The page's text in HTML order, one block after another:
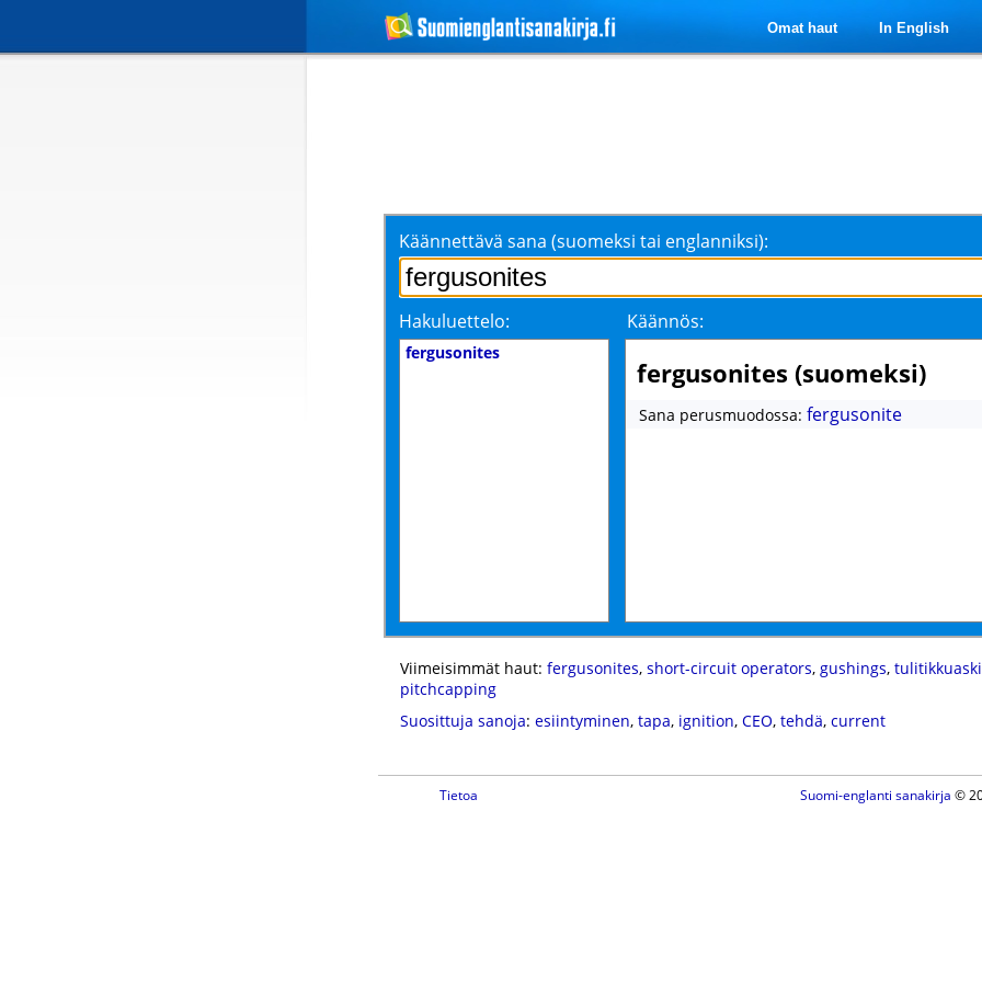
Omat haut In English
Käännettävä sana (suomeksi tai englanniksi):
Hakuluettelo: Käännös:
fergusonites
fergusonites (suomeksi)
Sana perusmuodossa: fergusonite
Viimeisimmät haut: fergusonites, short-circuit operators, gushings, tulitikkuaski
pitchcapping
Suosittuja sanoja: esiintyminen, tapa, ignition, CEO, tehdä, current
Tietoa Suomi-englanti sanakirja ©